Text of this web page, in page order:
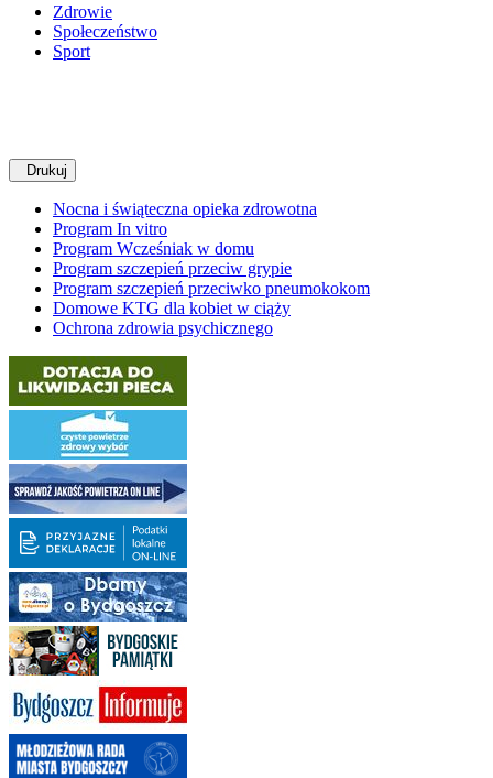
Zdrowie
Społeczeństwo
Sport
Drukuj
Nocna i świąteczna opieka zdrowotna
Program In vitro
Program Wcześniak w domu
Program szczepień przeciw grypie
Program szczepień przeciwko pneumokokom
Domowe KTG dla kobiet w ciąży
Ochrona zdrowia psychicznego